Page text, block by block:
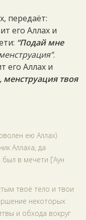
передаёт:
его Аллах и
“Подай мне
.
его Аллах и
менструация твоя
ею Аллах)
Аллаха, да
в мечети [‘Аун
твоё тело и твои
некоторых
и обхода вокруг